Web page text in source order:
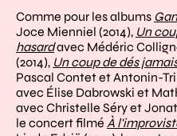
Comme pour les albums
Joce Mienniel (2014), Un
hasardavec Médéric
(2014), Un coup de dés
Pascal Contet et Antonin-Tri
avec Élise Dabrowski et
avec Christelle Séry et
le concert filmé À